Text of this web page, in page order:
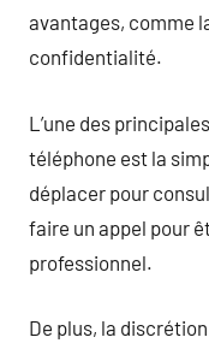
avantages, comme
confidentialité.
L’une des
téléphone est la
déplacer pour
faire un appel pour
professionnel.
De plus, la